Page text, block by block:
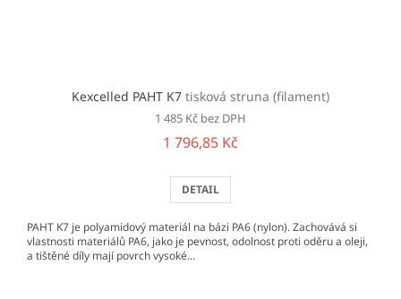
Kexcelled PAHT K7 tisková struna (filament)
1 485 Kč bez DPH
1 796,85 Kč
DETAIL
PAHT K7 je polyamidový materiál na bázi PA6 (nylon). Zachovává si
vlastnosti materiálů PA6, jako je pevnost, odolnost proti oděru a oleji,
a tištěné díly mají povrch vysoké...